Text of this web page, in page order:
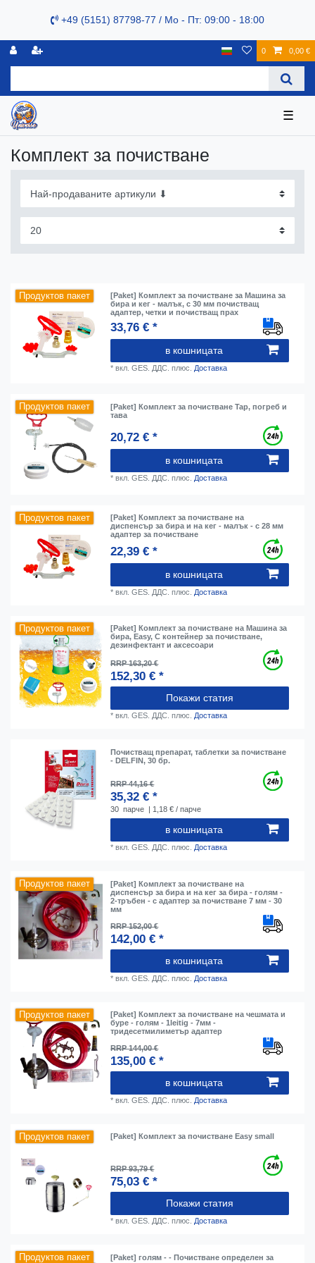
+49 (5151) 87798-77 / Mo - Пт: 09:00 - 18:00
0 0,00 €
☰
Комплект за почистване
Продуктов пакет
[Paket] Комплект за почистване за Машина за
бира и кег - малък, с 30 мм почистващ
адаптер, четки и почистващ прах
33,76 € *
в кошницата
*вкл. GES. ДДС. плюс. Доставка
Продуктов пакет
[Paket] Комплект за почистване Tap, погреб и
тава
20,72 € *
в кошницата
*вкл. GES. ДДС. плюс.Доставка
Продуктов пакет
[Paket] Комплект за почистване на
диспенсър за бира и на кег - малък - с 28 мм
адаптер за почистване
22,39 € *
в кошницата
*вкл. GES. ДДС. плюс. Доставка
Продуктов пакет
[Paket] Комплект за почистване на Машина за
бира, Easy, С контейнер за почистване,
дезинфектант и аксесоари
RRP 163,20 €
152,30 € *
Покажи статия
*вкл. GES. ДДС. плюс. Доставка
Почистващ препарат, таблетки за почистване
- DELFIN, 30 бр.
RRP 44,16 €
35,32 € *
30 парче | 1,18 € / парче
в кошницата
*вкл. GES. ДДС. плюс. Доставка
Продуктов пакет
[Paket] Комплект за почистване на
диспенсър за бира и на кег за бира - голям -
2-тръбен - с адаптер за почистване 7 мм - 30
мм
RRP 152,00 €
142,00 € *
в кошницата
*вкл. GES. ДДС. плюс. Доставка
Продуктов пакет
[Paket] Комплект за почистване на чешмата и
буре - голям - 1leitig - 7мм -
тридесетмилиметър адаптер
RRP 144,00 €
135,00 € *
в кошницата
*вкл. GES. ДДС. плюс. Доставка
Продуктов пакет [Paket] Комплект за почистване Easy small
RRP 93,79 €
75,03 € *
Покажи статия
*вкл. GES. ДДС. плюс. Доставка
Продуктов пакет
[Paket] голям - - Почистване определен за